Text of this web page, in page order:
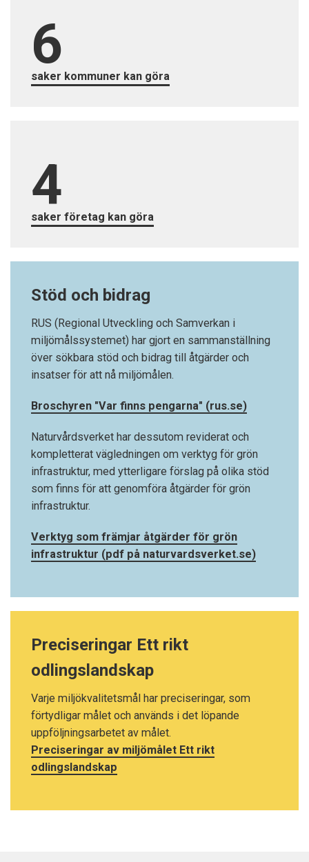
saker kommuner kan göra
saker företag kan göra
Stöd och bidrag
RUS (Regional Utveckling och Samverkan i
miljömålssystemet) har gjort en sammanställning
över sökbara stöd och bidrag till åtgärder och
insatser för att nå miljömålen.
Broschyren "Var finns pengarna" (rus.se)
Naturvårdsverket har dessutom reviderat och
kompletterat vägledningen om verktyg för grön
infrastruktur, med ytterligare förslag på olika stöd
som finns för att genomföra åtgärder för grön
infrastruktur.
Verktyg som främjar åtgärder för grön
infrastruktur (pdf på naturvardsverket.se)
Preciseringar Ett rikt
odlingslandskap
Varje miljökvalitetsmål har preciseringar, som
förtydligar målet och används i det löpande
uppföljningsarbetet av målet.
Preciseringar av miljömålet Ett rikt
odlingslandskap